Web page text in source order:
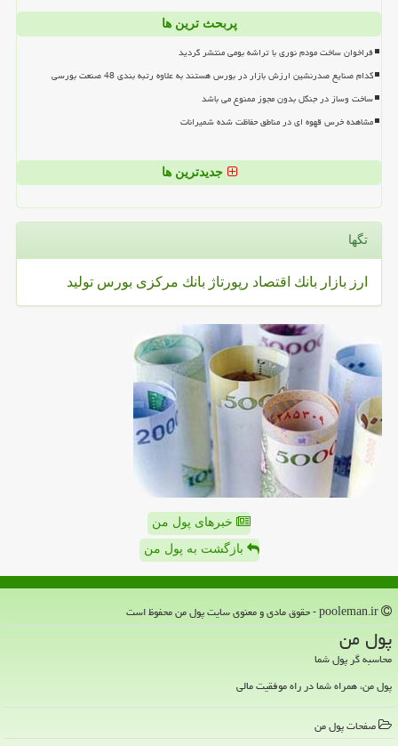
پربحث ترین ها
فراخوان ساخت مودم نوری با تراشه بومی منتشر گردید
کدام صنایع صدرنشین ارزش بازار در بورس هستند به علاوه رتبه بندی 48 صنعت بورسی
ساخت وساز در جنگل بدون مجوز ممنوع می باشد
مشاهده خرس قهوه ای در مناطق حفاظت شده شمیرانات
جدیدترین ها
تگها
ارز بازار بانك اقتصاد رپورتاژ بانك مركزی بورس تولید
خبرهای پول من
بازگشت به پول من
پول من
محاسبه گر پول شما
پول من، همراه شما در راه موفقیت مالی
صفحات پول من